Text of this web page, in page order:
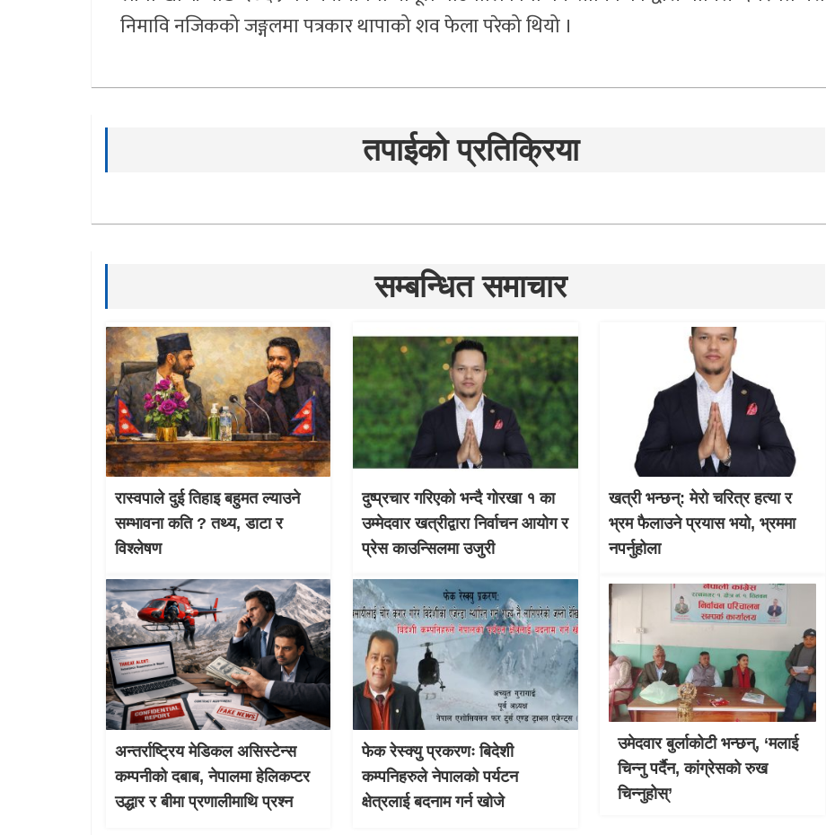
निमावि नजिकको जङ्गलमा पत्रकार थापाको शव फेला परेको थियो ।
तपाईको प्रतिक्रिया
सम्बन्धित समाचार
रास्वपाले दुई तिहाइ बहुमत ल्याउने
सम्भावना कति ? तथ्य, डाटा र
विश्लेषण
दुष्प्रचार गरिएको भन्दै गोरखा १ का
उम्मेदवार खत्रीद्वारा निर्वाचन आयोग र
प्रेस काउन्सिलमा उजुरी
खत्री भन्छन्: मेरो चरित्र हत्या र
भ्रम फैलाउने प्रयास भयो, भ्रममा
नपर्नुहोला
अन्तर्राष्ट्रिय मेडिकल असिस्टेन्स
कम्पनीको दबाब, नेपालमा हेलिकप्टर
उद्धार र बीमा प्रणालीमाथि प्रश्न
फेक रेस्क्यु प्रकरणः बिदेशी
कम्पनिहरुले नेपालको पर्यटन
क्षेत्रलाई बदनाम गर्न खोजे
उमेदवार बुर्लाकोटी भन्छन्, ‘मलाई
चिन्नु पर्दैन, कांग्रेसको रुख
चिन्नुहोस्’